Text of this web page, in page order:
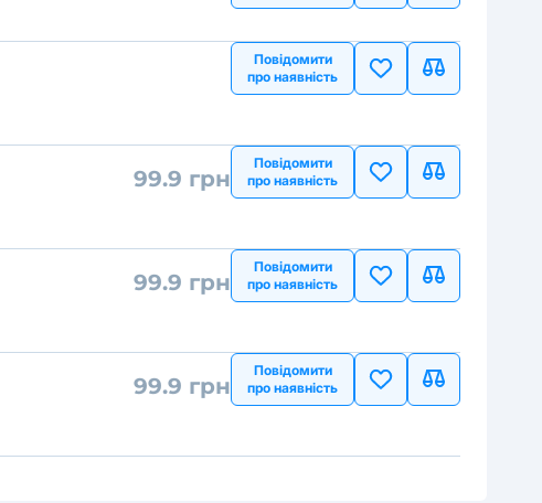
Повідомити
про наявність
99.9 грн
Повідомити
про наявність
99.9 грн
Повідомити
про наявність
99.9 грн
Повідомити
про наявність